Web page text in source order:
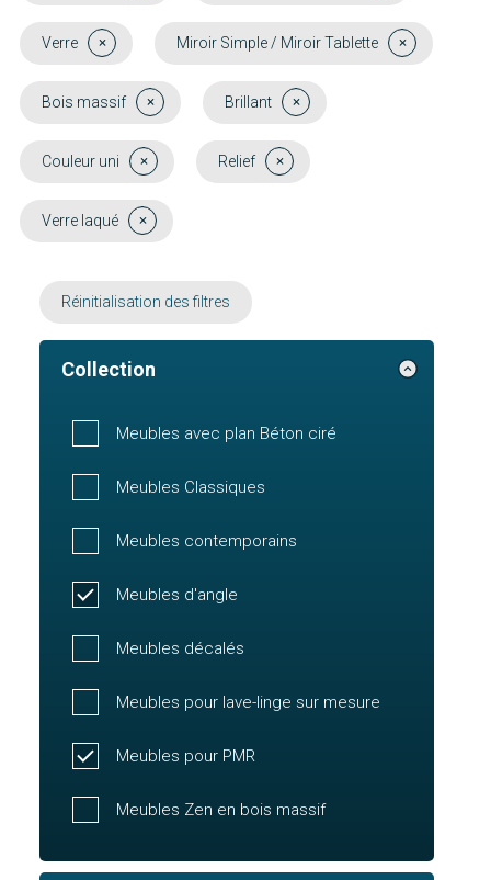
Verre Miroir Simple / Miroir Tablette
Bois massif Brillant
Couleur uni Relief
Verre laqué
Réinitialisation des filtres
Collection
Meubles avec plan Béton ciré
Meubles Classiques
Meubles contemporains
Meubles d'angle
Meubles décalés
Meubles pour lave-linge sur mesure
Meubles pour PMR
Meubles Zen en bois massif